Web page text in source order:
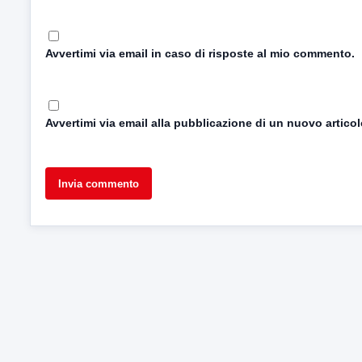
Avvertimi via email in caso di risposte al mio commento.
Avvertimi via email alla pubblicazione di un nuovo